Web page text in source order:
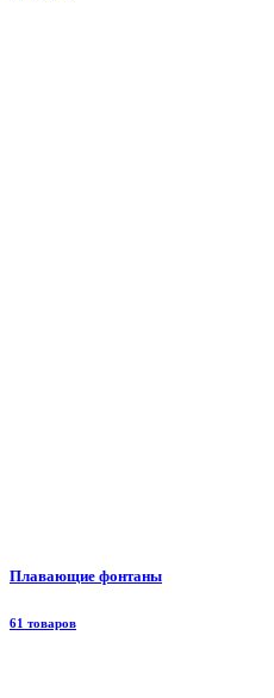
Плавающие фонтаны
61 товаров